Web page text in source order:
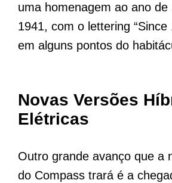
uma homenagem ao ano de
1941, com o lettering “Since
em alguns pontos do
Novas Versões
Elétricas
Outro grande avanço que a
do Compass trará é a